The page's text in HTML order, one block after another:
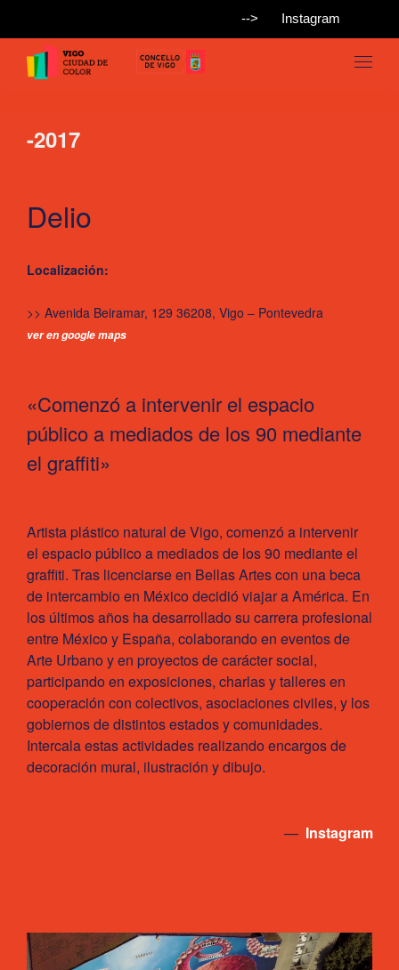
--> Instagram
-2017
Delio
Localización:
>> Avenida Beiramar, 129 36208, Vigo – Pontevedra
ver en google maps
«Comenzó a intervenir el espacio
público a mediados de los 90 mediante
el graffiti»
Artista plástico natural de Vigo, comenzó a intervenir
el espacio público a mediados de los 90 mediante el
graffiti. Tras licenciarse en Bellas Artes con una beca
de intercambio en México decidió viajar a América. En
los últimos años ha desarrollado su carrera profesional
entre México y España, colaborando en eventos de
Arte Urbano y en proyectos de carácter social,
participando en exposiciones, charlas y talleres en
cooperación con colectivos, asociaciones civiles, y los
gobiernos de distintos estados y comunidades.
Intercala estas actividades realizando encargos de
decoración mural, ilustración y dibujo.
— Instagram